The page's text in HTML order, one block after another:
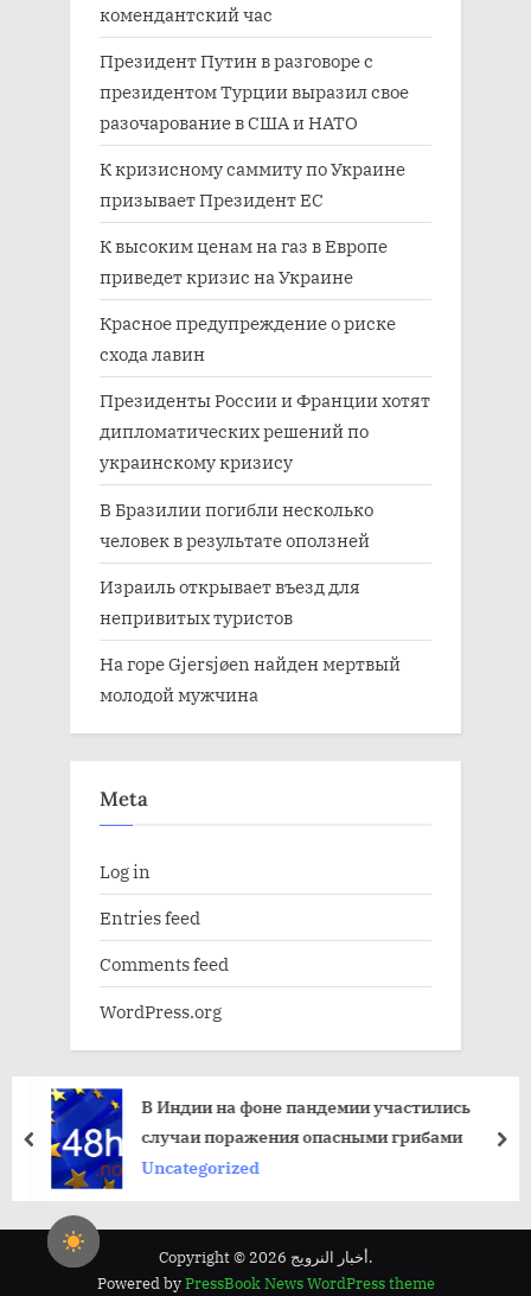
комендантский час
Президент Путин в разговоре с
президентом Турции выразил свое
разочарование в США и НАТО
К кризисному саммиту по Украине
призывает Президент ЕС
К высоким ценам на газ в Европе
приведет кризис на Украине
Красное предупреждение о риске
схода лавин
Президенты России и Франции хотят
дипломатических решений по
украинскому кризису
В Бразилии погибли несколько
человек в результате оползней
Израиль открывает въезд для
непривитых туристов
На горе Gjersjøen найден мертвый
молодой мужчина
Meta
Log in
Entries feed
Comments feed
WordPress.org
В Индии на фоне пандемии участились
случаи поражения опасными грибами
Uncategorized
пред
Copyright © 2026 أخبار النرويج.
Powered byPressBook News WordPress theme